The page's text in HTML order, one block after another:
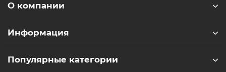
О компании
Информация
Популярные категории